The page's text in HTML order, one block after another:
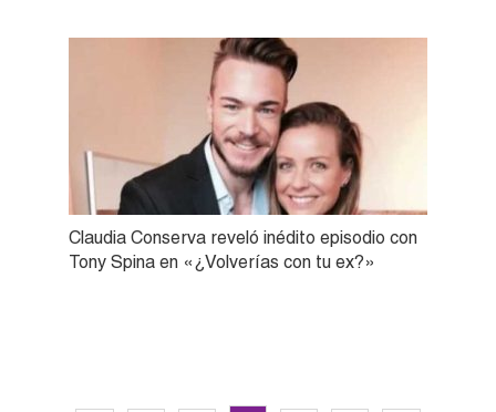
Claudia Conserva reveló inédito episodio con
Tony Spina en «¿Volverías con tu ex?»